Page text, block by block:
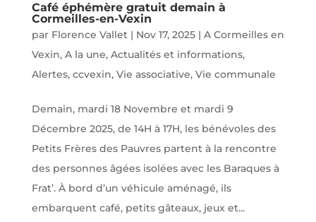
Café éphémère gratuit demain à
Cormeilles-en-Vexin
par Florence Vallet| Nov 17, 2025| A Cormeilles en
Vexin, A la une, Actualités et informations,
Alertes, ccvexin, Vie associative, Vie communale
Demain, mardi 18 Novembre et mardi 9
Décembre 2025, de 14H à 17H, les bénévoles des
Petits Frères des Pauvres partent à la rencontre
des personnes âgées isolées avec les Baraques à
Frat’. À bord d’un véhicule aménagé, ils
embarquent café, petits gâteaux, jeux et...